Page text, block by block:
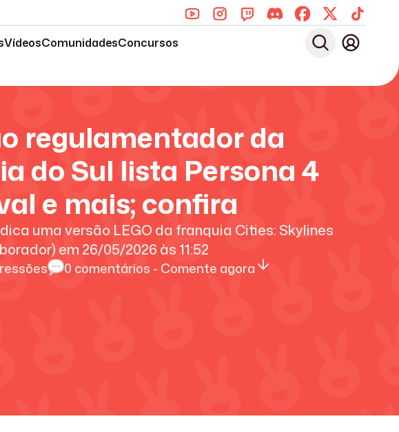
VídeosComunidadesConcursos
regulamentador da
do Sul lista Persona 4
e mais; confira
uma versão LEGO da franquia Cities: Skylines
em26/05/2026 às11:52
0 comentários - Comente agora